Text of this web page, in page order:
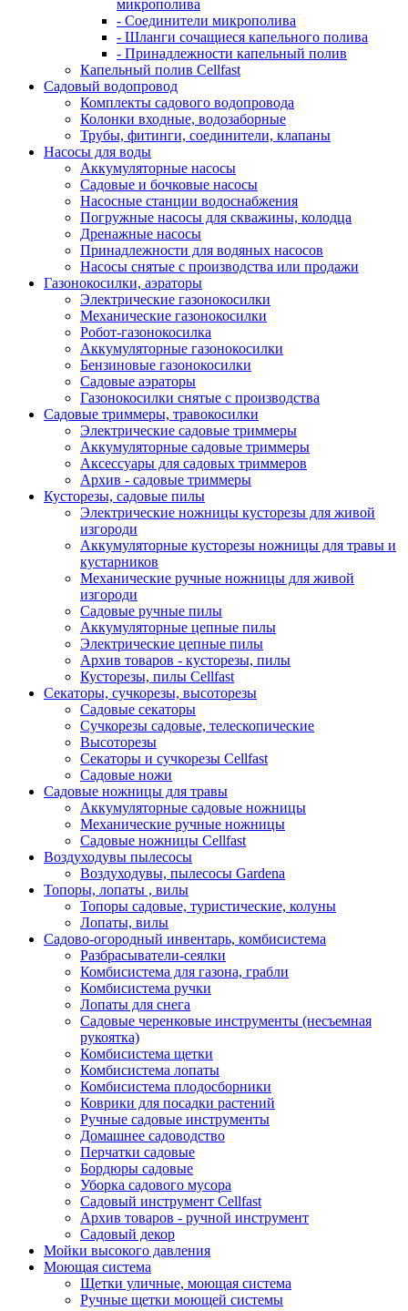
микрополива
- Соединители микрополива
- Шланги сочащиеся капельного полива
- Принадлежности капельный полив
Капельный полив Cellfast
Садовый водопровод
Комплекты садового водопровода
Колонки входные, водозаборные
Трубы, фитинги, соединители, клапаны
Насосы для воды
Аккумуляторные насосы
Садовые и бочковые насосы
Насосные станции водоснабжения
Погружные насосы для скважины, колодца
Дренажные насосы
Принадлежности для водяных насосов
Насосы снятые с производства или продажи
Газонокосилки, аэраторы
Электрические газонокосилки
Механические газонокосилки
Робот-газонокосилка
Аккумуляторные газонокосилки
Бензиновые газонокосилки
Садовые аэраторы
Газонокосилки снятые с производства
Садовые триммеры, травокосилки
Электрические садовые триммеры
Аккумуляторные садовые триммеры
Аксессуары для садовых триммеров
Архив - садовые триммеры
Кусторезы, садовые пилы
Электрические ножницы кусторезы для живой
изгороди
Аккумуляторные кусторезы ножницы для травы и
кустарников
Механические ручные ножницы для живой
изгороди
Садовые ручные пилы
Аккумуляторные цепные пилы
Электрические цепные пилы
Архив товаров - кусторезы, пилы
Кусторезы, пилы Cellfast
Секаторы, сучкорезы, высоторезы
Садовые секаторы
Сучкорезы садовые, телескопические
Высоторезы
Секаторы и сучкорезы Cellfast
Садовые ножи
Садовые ножницы для травы
Аккумуляторные садовые ножницы
Механические ручные ножницы
Садовые ножницы Cellfast
Воздуходувы пылесосы
Воздуходувы, пылесосы Gardena
Топоры, лопаты , вилы
Топоры садовые, туристические, колуны
Лопаты, вилы
Садово-огородный инвентарь, комбисистема
Разбрасыватели-сеялки
Комбисистема для газона, грабли
Комбисистема ручки
Лопаты для снега
Садовые черенковые инструменты (несъемная
рукоятка)
Комбисистема щетки
Комбисистема лопаты
Комбисистема плодосборники
Коврики для посадки растений
Ручные садовые инструменты
Домашнее садоводство
Перчатки садовые
Бордюры садовые
Уборка садового мусора
Садовый инструмент Cellfast
Архив товаров - ручной инструмент
Садовый декор
Мойки высокого давления
Моющая система
Щетки уличные, моющая система
Ручные щетки моющей системы